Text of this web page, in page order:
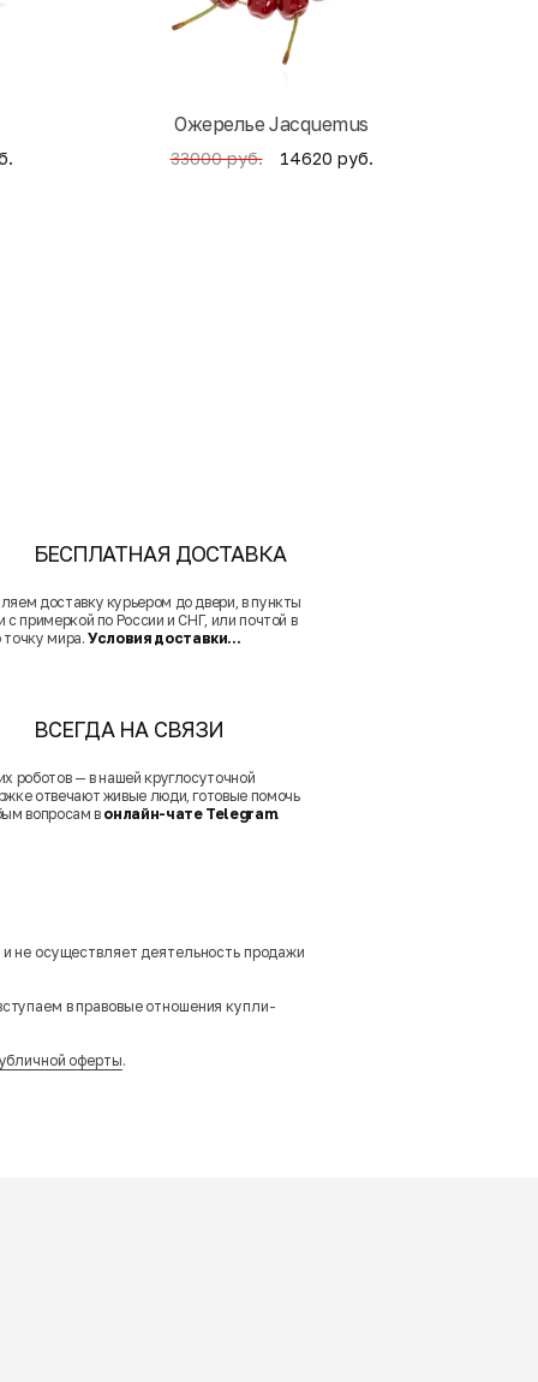
Ожерелье Jacquemus
33000 руб. 14620 руб.
БЕСПЛАТНАЯ ДОСТАВКА
доставку курьером до двери, в пункты
с примеркой по России и СНГ, или почтой в
мира.Условия доставки...
ВСЕГДА НА СВЯЗИ
роботов — в нашей круглосуточной
отвечают живые люди, готовые помочь
вопросам в онлайн-чате Telegram.
не осуществляет деятельность продажи
в правовые отношения купли-
оферты.